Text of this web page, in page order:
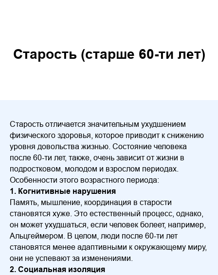
Старость (старше 60-ти лет)
Старость отличается значительным ухудшением
физического здоровья, которое приводит к снижению
уровня довольства жизнью. Состояние человека
после 60-ти лет, также, очень зависит от жизни в
подростковом, молодом и взрослом периодах.
Особенности этого возрастного периода:
1. Когнитивные нарушения
Память, мышление, координация в старости
становятся хуже. Это естественный процесс, однако,
он может ухудшаться, если человек болеет, например,
Альцгеймером. В целом, люди после 60-ти лет
становятся менее адаптивными к окружающему миру,
они не успевают за изменениями.
2. Социальная изоляция